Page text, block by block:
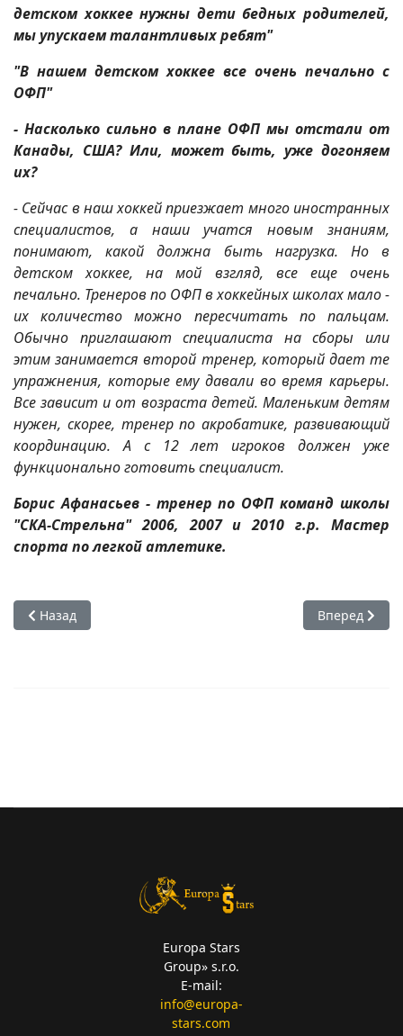
детском хоккее нужны дети бедных родителей,
мы упускаем талантливых ребят"
"В нашем детском хоккее все очень печально с
ОФП"
- Насколько сильно в плане ОФП мы отстали от
Канады, США? Или, может быть, уже догоняем
их?
- Сейчас в наш хоккей приезжает много иностранных
специалистов, а наши учатся новым знаниям,
понимают, какой должна быть нагрузка. Но в
детском хоккее, на мой взгляд, все еще очень
печально. Тренеров по ОФП в хоккейных школах мало -
их количество можно пересчитать по пальцам.
Обычно приглашают специалиста на сборы или
этим занимается второй тренер, который дает те
упражнения, которые ему давали во время карьеры.
Все зависит и от возраста детей. Маленьким детям
нужен, скорее, тренер по акробатике, развивающий
координацию. А с 12 лет игроков должен уже
функционально готовить специалист.
Борис Афанасьев - тренер по ОФП команд школы
"СКА-Стрельна" 2006, 2007 и 2010 г.р. Мастер
спорта по легкой атлетике.
Предыдущий: Русские на драфте НХЛ — 2020. Тут будет
Назад Следующий:
Вперед
Europa Stars
Group» s.r.o.
E-mail:
info@europa-
stars.com